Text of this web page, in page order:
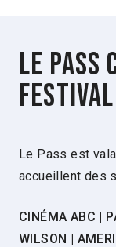
Le
Le Pass est
accueillent des
CINÉMA ABC |
WILSON |